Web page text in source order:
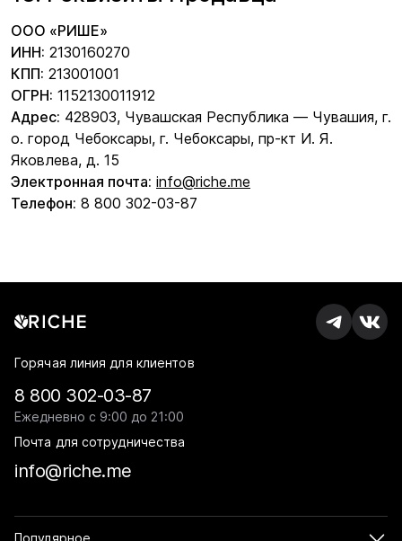
ООО «РИШЕ»
ИНН: 2130160270
КПП: 213001001
ОГРН: 1152130011912
Адрес: 428903, Чувашская Республика — Чувашия, г.
о. город Чебоксары, г. Чебоксары, пр-кт И. Я.
Яковлева, д. 15
Электронная почта: info@riche.me
Телефон: 8 800 302-03-87
Горячая линия для клиентов
8 800 302-03-87
Ежедневно с 9:00 до 21:00
Почта для сотрудничества
info@riche.me
Популярное